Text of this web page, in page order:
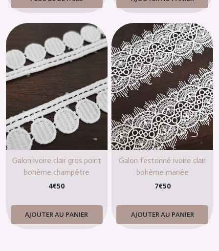
Galon ivoire clair gros point
bohème champêtre
4€50
AJOUTER AU PANIER
Galon festonné ivoire clair
bohème mariée
7€50
AJOUTER AU PANIER